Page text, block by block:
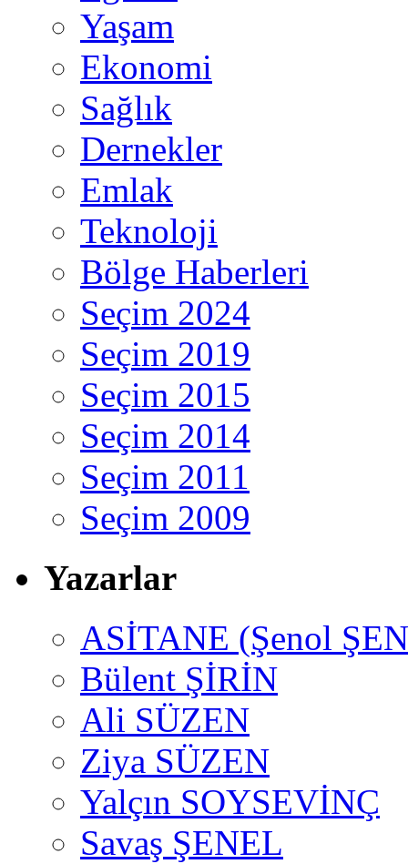
Yaşam
Ekonomi
Sağlık
Dernekler
Emlak
Teknoloji
Bölge Haberleri
Seçim 2024
Seçim 2019
Seçim 2015
Seçim 2014
Seçim 2011
Seçim 2009
Yazarlar
ASİTANE (Şenol
Bülent ŞİRİN
Ali SÜZEN
Ziya SÜZEN
Yalçın SOYSEVİNÇ
Savaş ŞENEL